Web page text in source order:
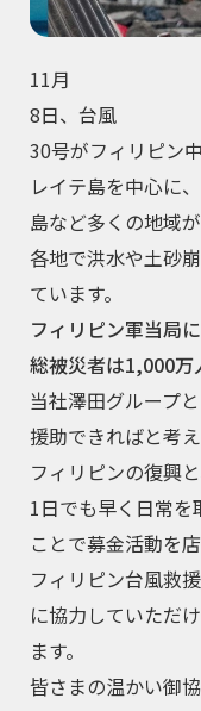
11月
8日、台風
30号がフィリピン
レイテ島を中心に
島など多くの地域
各地で洪水や土砂
ています。
フィリピン軍当局
総被災者は1,000万
当社澤田グループ
援助できればと考え
フィリピンの復興
1日でも早く日常を
ことで募金活動を
フィリピン台風救
に協力していただ
ます。
皆さまの温かい御